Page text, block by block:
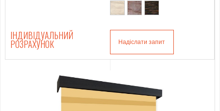
ІНДИВІДУАЛЬНИЙ
РОЗРАХУНОК Надіслати запит